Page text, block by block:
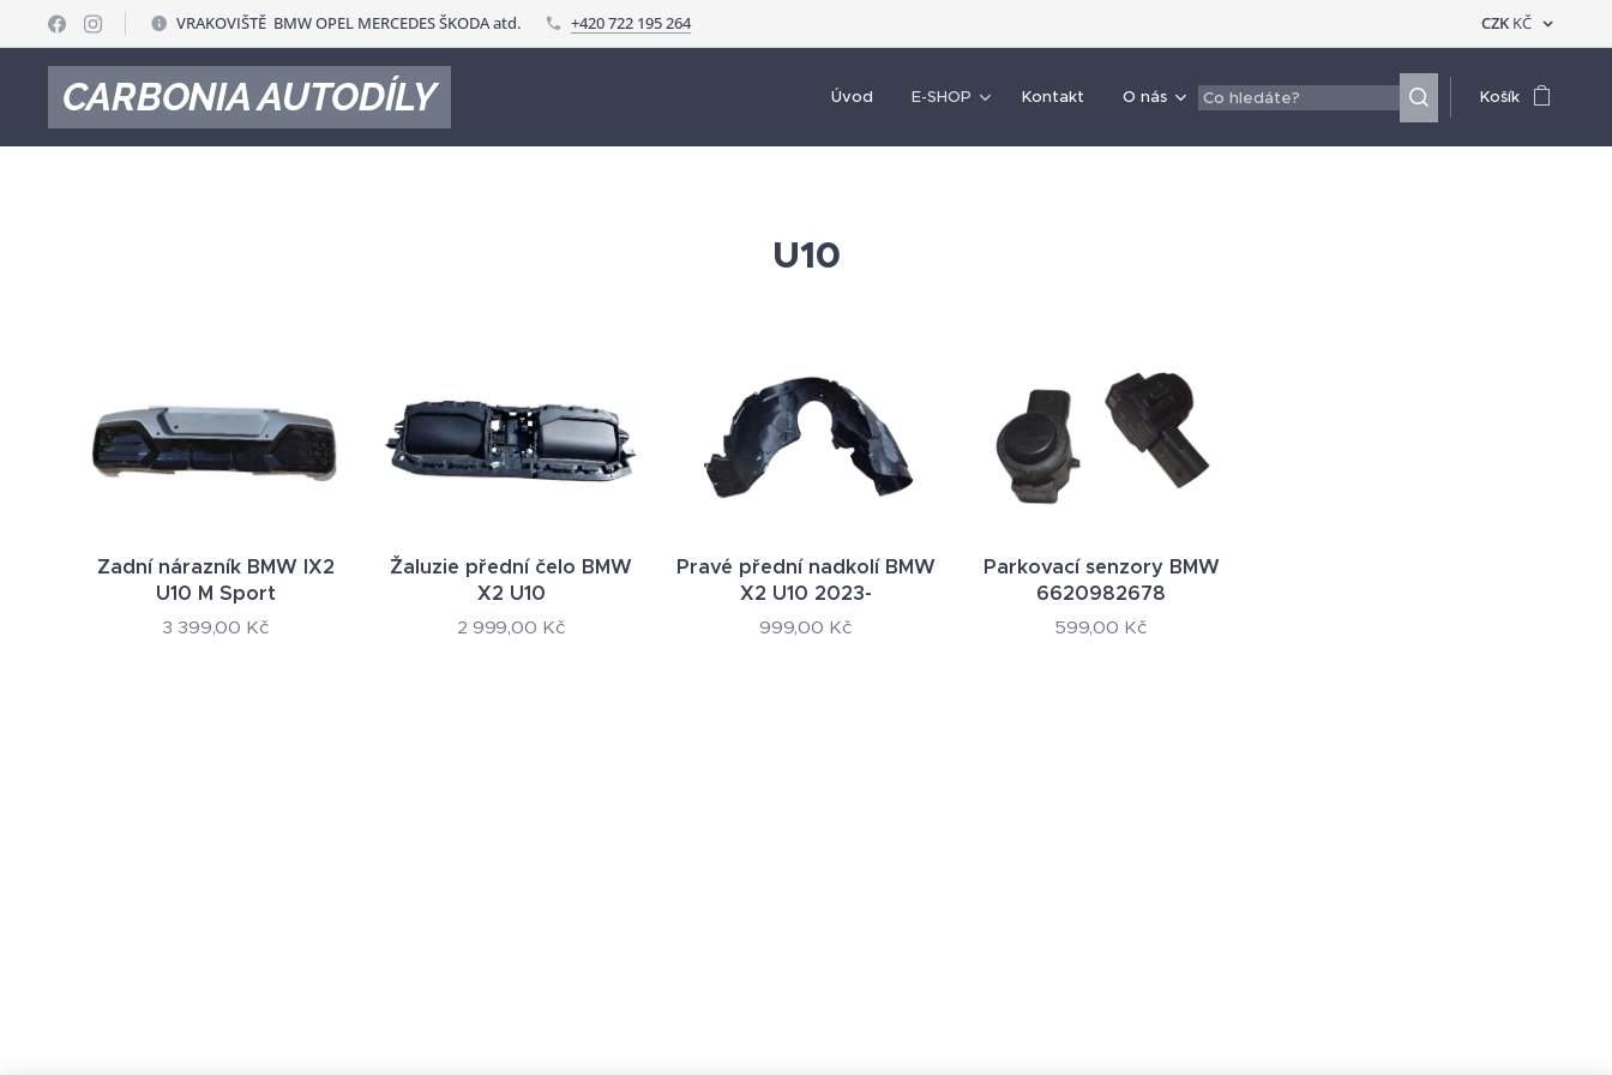
VRAKOVIŠTĚ BMW OPEL MERCEDES ŠKODA atd. +420 722 195 264 CZK KČ
CARBONIA AUTODÍLY Úvod E-SHOP Kontakt O nás Košík
U10
Zadní nárazník BMW IX2
U10 M Sport
3 399,00 Kč
Žaluzie přední čelo BMW
X2 U10
2 999,00 Kč
Pravé přední nadkolí BMW
X2 U10 2023-
999,00 Kč
Parkovací senzory BMW
6620982678
599,00 Kč